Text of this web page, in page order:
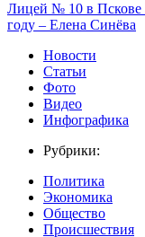
Лицей № 10 в Пскове
году – Елена Синёва
Новости
Статьи
Фото
Видео
Инфографика
Рубрики:
Политика
Экономика
Общество
Происшествия